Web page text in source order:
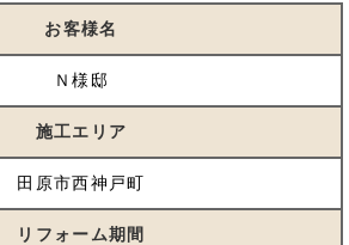
お客様名
Ｎ様邸
施工エリア
田原市西神戸町
リフォーム期間